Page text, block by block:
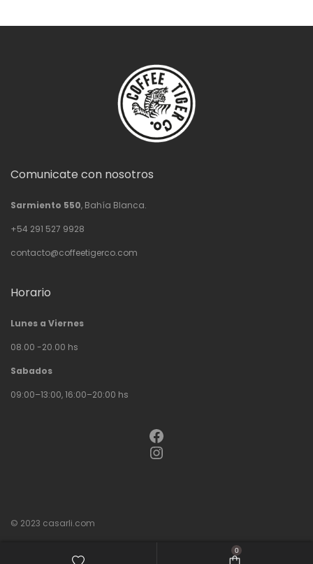
Comunicate con nosotros
Sarmiento 550, Bahía Blanca.
+54 291 527 9928
contacto@coffeetigerco.com
Horario
Lunes a Viernes
08.00 -20.00 hs
Sabados
09:00–13:00, 16:00–20:00 hs
Facebook
Instagram
© 2023 casarli.com
0